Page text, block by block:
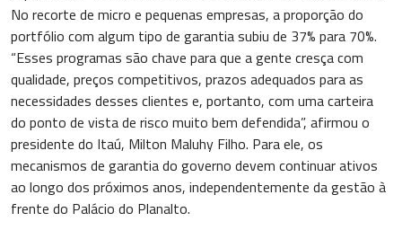
No recorte de micro e pequenas empresas, a proporção do
portfólio com algum tipo de garantia subiu de 37% para 70%.
“Esses programas são chave para que a gente cresça com
qualidade, preços competitivos, prazos adequados para as
necessidades desses clientes e, portanto, com uma carteira
do ponto de vista de risco muito bem defendida”, afirmou o
presidente do Itaú, Milton Maluhy Filho. Para ele, os
mecanismos de garantia do governo devem continuar ativos
ao longo dos próximos anos, independentemente da gestão à
frente do Palácio do Planalto.